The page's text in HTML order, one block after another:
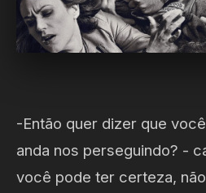
-Então quer dizer que
anda nos perseguindo? -
você pode ter certeza,